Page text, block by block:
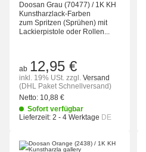
Doosan Grau (70477) / 1K KH
Kunstharzlack-Farben
zum Spritzen (Sprühen) mit
Lackierpistole oder Rollen...
ab 12,95 €
inkl. 19% USt. zzgl. Versand
(DHL Paket Schnellversand)
Netto: 10,88 €
Sofort verfügbar
Lieferzeit: 2 - 4 Werktage DE